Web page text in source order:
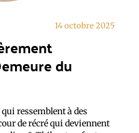
14 octobre 2025
du
ressemblent à des
de récré qui deviennent